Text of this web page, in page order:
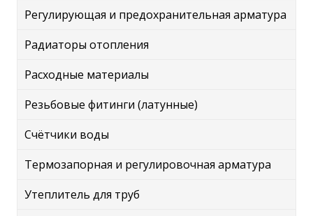
Регулирующая и предохранительная арматура
Радиаторы отопления
Расходные материалы
Резьбовые фитинги (латунные)
Счётчики воды
Термозапорная и регулировочная арматура
Утеплитель для труб